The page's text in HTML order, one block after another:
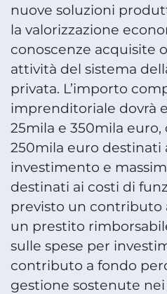
nuove soluzioni
la valorizzazione
conoscenze acquisite
attività del sistema
privata. L’importo
imprenditoriale dovrà
25mila e 350mila euro,
250mila euro destinati
investimento e
destinati ai costi di
previsto un contributo
un prestito
sulle spese per
contributo a fondo
gestione sostenute